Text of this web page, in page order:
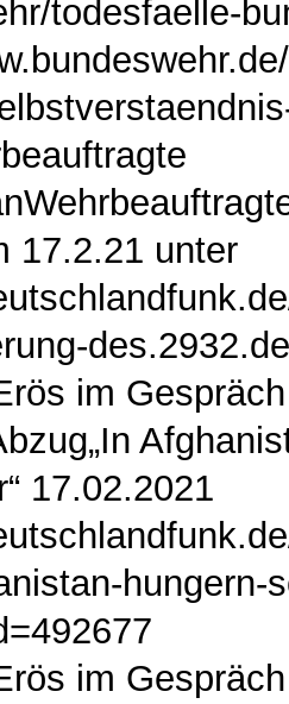
todesfaelle-
17.2.21 unter
im
17.02.2021
hungern-
im